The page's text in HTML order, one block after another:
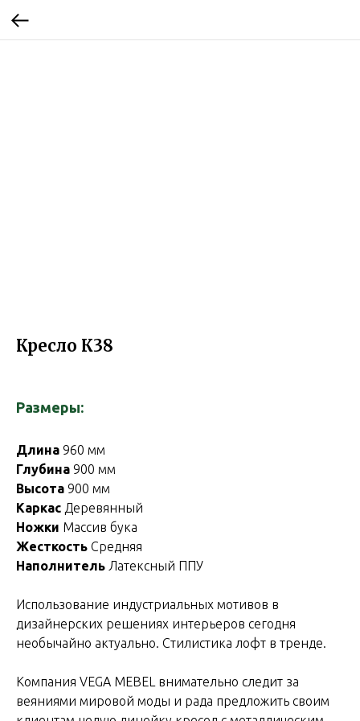
Кресло К38
Размеры:
Длина 960 мм
Глубина 900 мм
Высота 900 мм
Каркас Деревянный
Ножки Массив бука
Жесткость Средняя
Наполнитель Латексный ППУ
Использование индустриальных мотивов в
дизайнерских решениях интерьеров сегодня
необычайно актуально. Стилистика лофт в тренде.
Компания VEGA MEBEL внимательно следит за
веяниями мировой моды и рада предложить своим